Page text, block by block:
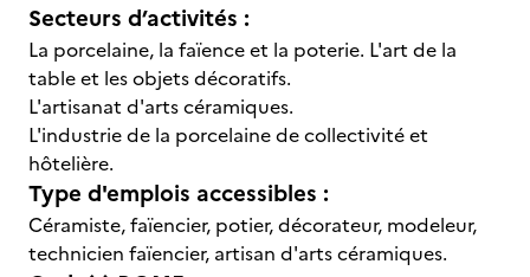
Secteurs d’activités :
La porcelaine, la faïence et la poterie. L'art de la
table et les objets décoratifs.
L'artisanat d'arts céramiques.
L'industrie de la porcelaine de collectivité et
hôtelière.
Type d'emplois accessibles :
Céramiste, faïencier, potier, décorateur, modeleur,
technicien faïencier, artisan d'arts céramiques.